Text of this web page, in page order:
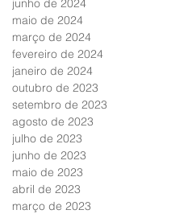
junho de 2024
maio de 2024
março de 2024
fevereiro de 2024
janeiro de 2024
outubro de 2023
setembro de 2023
agosto de 2023
julho de 2023
junho de 2023
maio de 2023
abril de 2023
março de 2023